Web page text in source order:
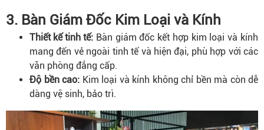
3. Bàn Giám Đốc Kim Loại và Kính
Thiết kế tinh tế: Bàn giám đốc kết hợp kim loại và kính
mang đến vẻ ngoài tinh tế và hiện đại, phù hợp với các
văn phòng đẳng cấp.
Độ bền cao: Kim loại và kính không chỉ bền mà còn dễ
dàng vệ sinh, bảo trì.